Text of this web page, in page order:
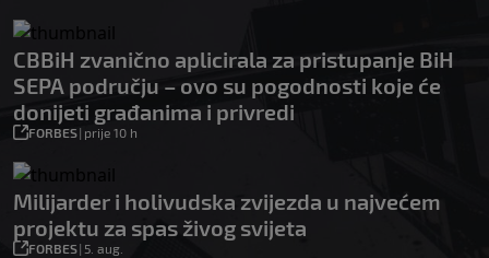
CBBiH zvanično aplicirala za pristupanje BiH
SEPA području – ovo su pogodnosti koje će
donijeti građanima i privredi
FORBES| prije 10 h
Milijarder i holivudska zvijezda u najvećem
projektu za spas živog svijeta
FORBES| 5. aug.